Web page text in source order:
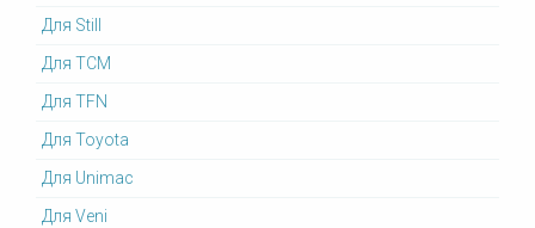
Для Still
Для TCM
Для TFN
Для Toyota
Для Unimac
Для Veni